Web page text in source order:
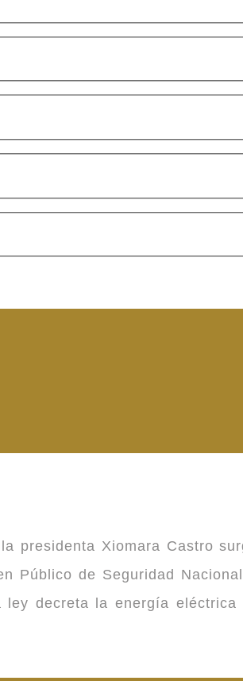
presidenta Xiomara Castro
Público de Seguridad
decreta la energía